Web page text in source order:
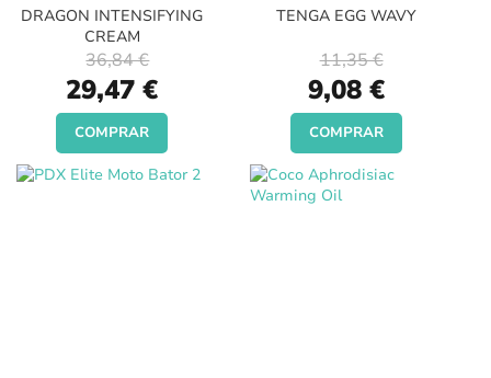
DRAGON INTENSIFYING
CREAM
Special
Price
29,47 €
36,84 €
COMPRAR
TENGA EGG WAVY
Special
Price
9,08 €
11,35 €
COMPRAR